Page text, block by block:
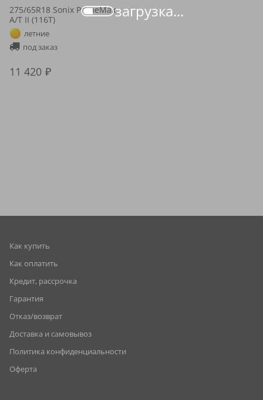
загрузка...
275/65R18 Sonix PrimeMax
A/T II (116T)
летние
под заказ
11 420
Как купить
Как оплатить
Кредит, рассрочка
Гарантия
Отказ/возврат
Доставка и самовывоз
Политика конфиденциальности
Оферта